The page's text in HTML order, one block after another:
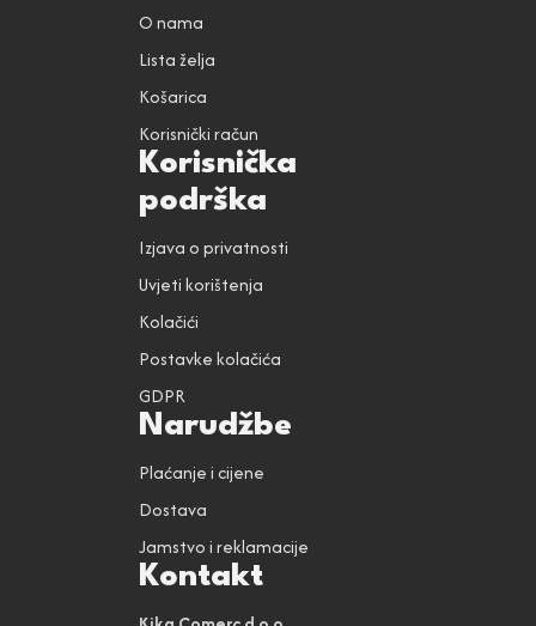
O nama
Lista želja
Košarica
Korisnički račun
Korisnička
podrška
Izjava o privatnosti
Uvjeti korištenja
Kolačići
Postavke kolačića
GDPR
Narudžbe
Plaćanje i cijene
Dostava
Jamstvo i reklamacije
Kontakt